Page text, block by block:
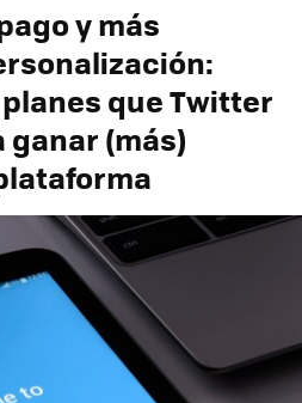
y más
que Twitter
(más)